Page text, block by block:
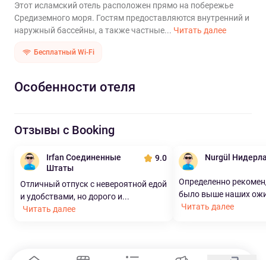
Этот исламский отель расположен прямо на побережье
Средиземного моря. Гостям предоставляются внутренний и
наружный бассейны, а также частные... Читать далее
Бесплатный Wi-Fi
Особенности отеля
Отзывы с Booking
Irfan Соединенные
Штаты
9.0
Отличный отпуск с невероятной едой
и удобствами, но дорого и...
Читать далее
Nurgül
Определенно
было выше наших
Читать далее